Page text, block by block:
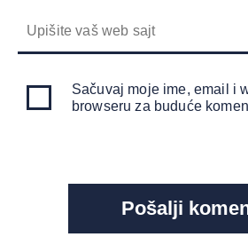
Sačuvaj moje ime, email i
browseru za buduće